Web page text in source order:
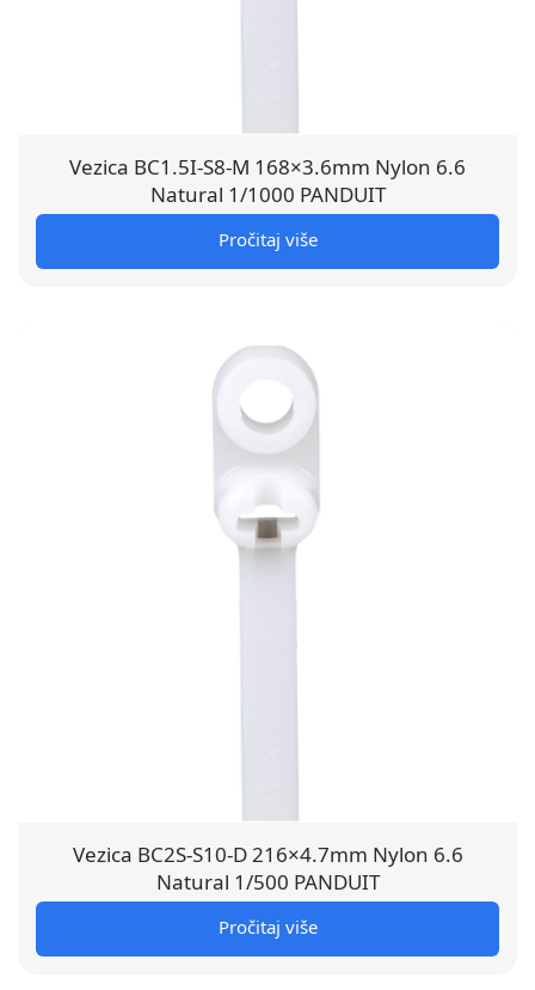
Vezica BC1.5I-S8-M 168×3.6mm Nylon 6.6
Natural 1/1000 PANDUIT
Pročitaj više
Vezica BC2S-S10-D 216×4.7mm Nylon 6.6
Natural 1/500 PANDUIT
Pročitaj više